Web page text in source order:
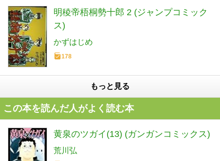
明稜帝梧桐勢十郎 2 (ジャンプコミック
ス)
かずはじめ
178
もっと見る
この本を読んだ人がよく読む本
黄泉のツガイ(13) (ガンガンコミックス)
荒川弘